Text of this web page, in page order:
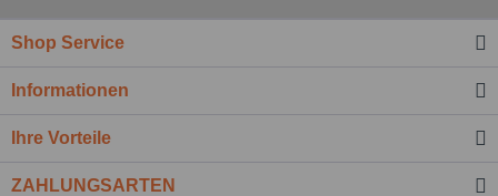
Shop Service
Informationen
Ihre Vorteile
ZAHLUNGSARTEN